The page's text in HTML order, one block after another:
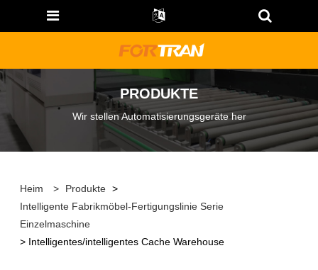
PRODUKTE
Wir stellen Automatisierungsgeräte her
Heim > Produkte >
Intelligente Fabrikmöbel-Fertigungslinie Serie
Einzelmaschine
> Intelligentes/intelligentes Cache Warehouse